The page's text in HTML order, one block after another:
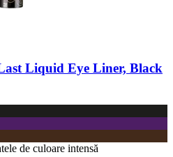
Liquid Eye Liner, Black
de culoare intensă